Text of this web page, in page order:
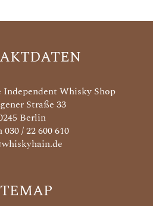
Whisky Shop
Straße 33
Berlin
/ 22 600 610